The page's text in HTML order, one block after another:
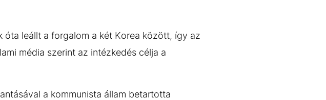
leállt a forgalom a két Korea között, így az
média szerint az intézkedés célja a
a kommunista állam betartotta